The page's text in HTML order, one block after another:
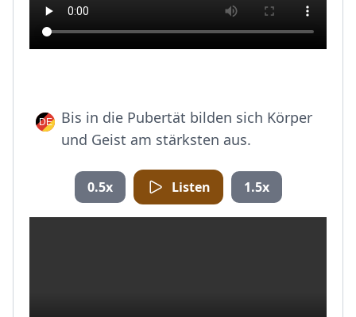
Bis in die Pubertät bilden sich Körper
und Geist am stärksten aus.
0.5x Listen 1.5x